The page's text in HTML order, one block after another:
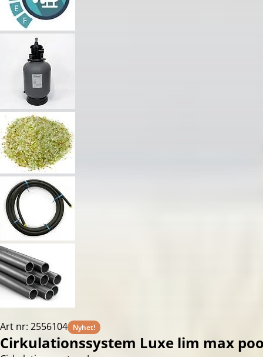
Art nr: 2556104 Nyhet!
Cirkulationssystem Luxe lim max